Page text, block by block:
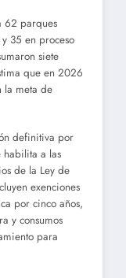
62 parques
35 en proceso
siete
que en 2026
la meta de
definitiva por
a las
de la Ley de
exenciones
por cinco años,
y consumos
para